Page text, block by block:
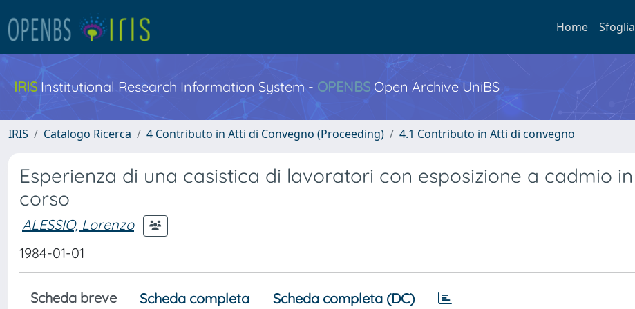
Home Sfoglia
IRIS Institutional Research Information System - OPENBS Open Archive UniBS
IRIS Catalogo Ricerca 4 Contributo in Atti di Convegno (Proceeding) 4.1 Contributo in Atti di convegno
Esperienza di una casistica di lavoratori con esposizione a cadmio in
corso
ALESSIO, Lorenzo
1984-01-01
Scheda breve Scheda completa Scheda completa (DC)